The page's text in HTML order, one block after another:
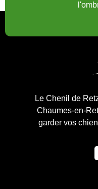
Le Chenil de
Chaumes-en-
garder vos